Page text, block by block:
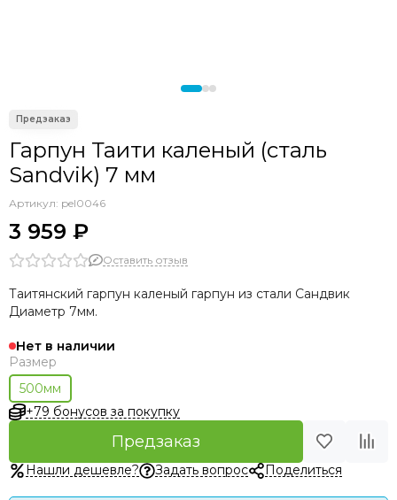
Гарпун Таити каленый (сталь
Sandvik) 7 мм
Артикул: pel0046
3 959 ₽
Оставить отзыв
Таитянский гарпун каленый гарпун из стали Сандвик
Диаметр 7мм.
Нет в наличии
Размер
500мм
+79 бонусов за покупку
Предзаказ
Нашли дешевле? Задать вопрос Поделиться